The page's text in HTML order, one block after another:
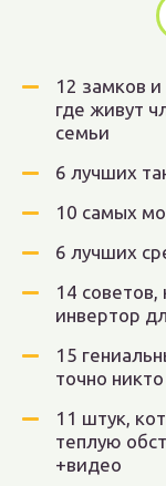
12 замков
где живут
семьи
6 лучших
10 самых
6 лучших
14
инвертор
15
точно
11 штук,
теплую
+видео